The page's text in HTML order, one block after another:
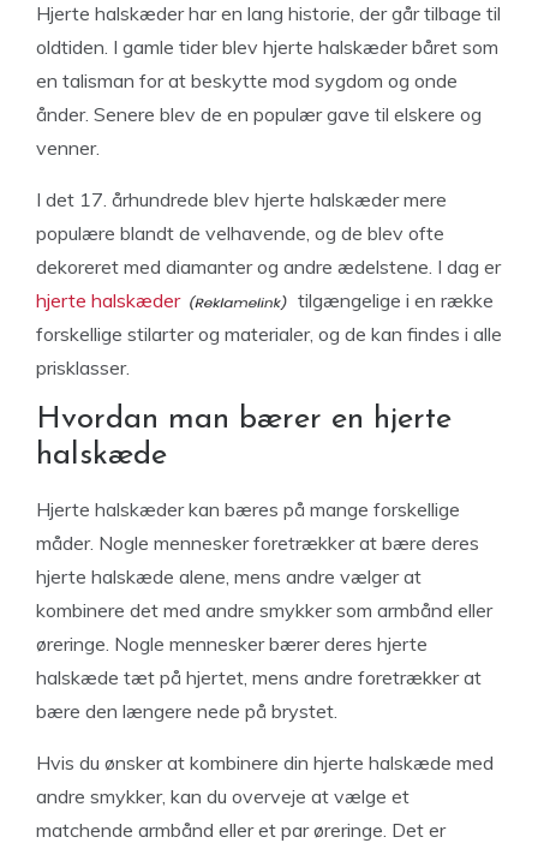
Hjerte halskæder har en lang historie, der går tilbage til
oldtiden. I gamle tider blev hjerte halskæder båret som
en talisman for at beskytte mod sygdom og onde
ånder. Senere blev de en populær gave til elskere og
venner.
I det 17. århundrede blev hjerte halskæder mere
populære blandt de velhavende, og de blev ofte
dekoreret med diamanter og andre ædelstene. I dag er
hjerte halskæder
tilgængelige i en række
forskellige stilarter og materialer, og de kan findes i alle
prisklasser.
Hvordan man bærer en hjerte
halskæde
Hjerte halskæder kan bæres på mange forskellige
måder. Nogle mennesker foretrækker at bære deres
hjerte halskæde alene, mens andre vælger at
kombinere det med andre smykker som armbånd eller
øreringe. Nogle mennesker bærer deres hjerte
halskæde tæt på hjertet, mens andre foretrækker at
bære den længere nede på brystet.
Hvis du ønsker at kombinere din hjerte halskæde med
andre smykker, kan du overveje at vælge et
matchende armbånd eller et par øreringe. Det er